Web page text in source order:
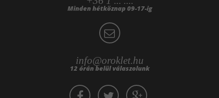
Minden hétköznap 09-17-ig
info@oroklet.hu
12 órán belül válaszolunk